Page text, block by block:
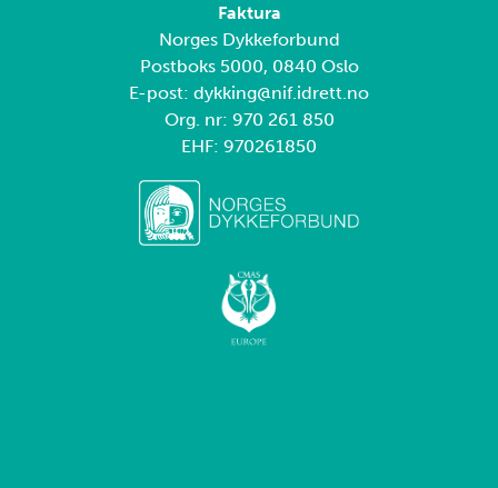
Faktura
Norges Dykkeforbund
Postboks 5000, 0840 Oslo
E-post: dykking@nif.idrett.no
Org. nr: 970 261 850
EHF: 970261850